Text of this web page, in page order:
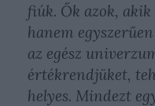
fiúk. Ők azok,
hanem
az egész
értékrendjüket,
helyes. Mindezt